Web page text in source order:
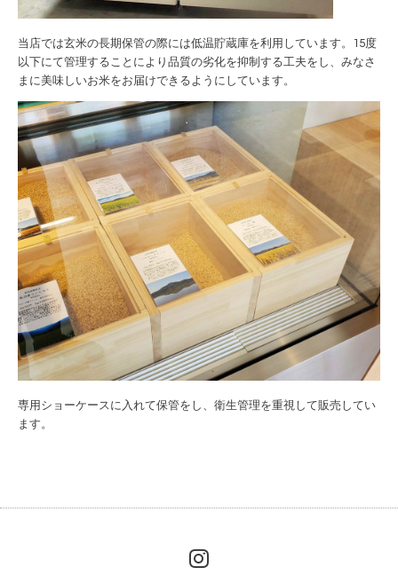
当店では玄米の長期保管の際には低温貯蔵庫を利用しています。 15度
以下にて管理することにより品質の劣化を抑制する工夫をし、みなさ
まに美味しいお米をお届けできるようにしています。
専用ショーケースに入れて保管をし、衛生管理を重視して販売してい
ます。